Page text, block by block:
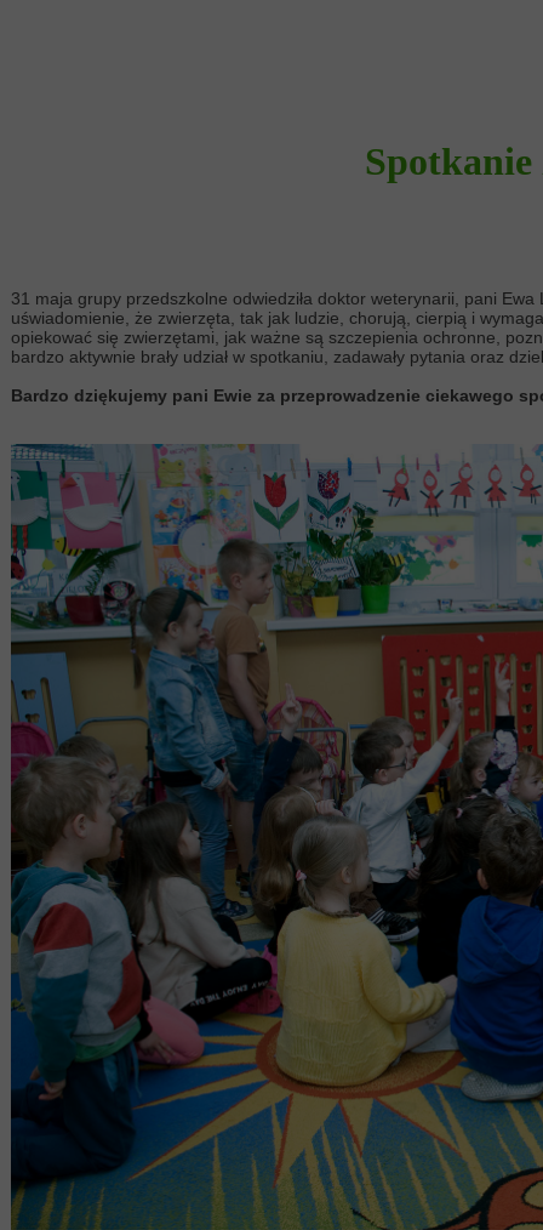
31 maja grupy przedszkolne odwiedziła doktor weterynarii, pani
uświadomienie, że zwierzęta, tak jak ludzie, chorują, cierpią i
opiekować się zwierzętami, jak ważne są szczepienia ochronne,
bardzo aktywnie brały udział w spotkaniu, zadawały pytania oraz
Bardzo dziękujemy pani Ewie za przeprowadzenie ciekawego